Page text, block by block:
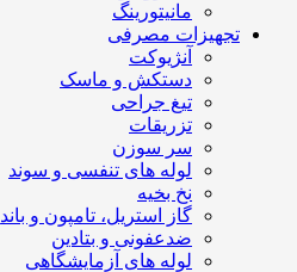
مانیتورینگ
تجهیزات مصرفی
آنژیوکت
دستکش و ماسک
تیغ جراحی
تزریقات
سر سوزن
لوله های تنفسی و سوند
نخ بخیه
گاز استریل، تامپون و باند
ضدعفونی و بتادین
لوله های آزمایشگاهی